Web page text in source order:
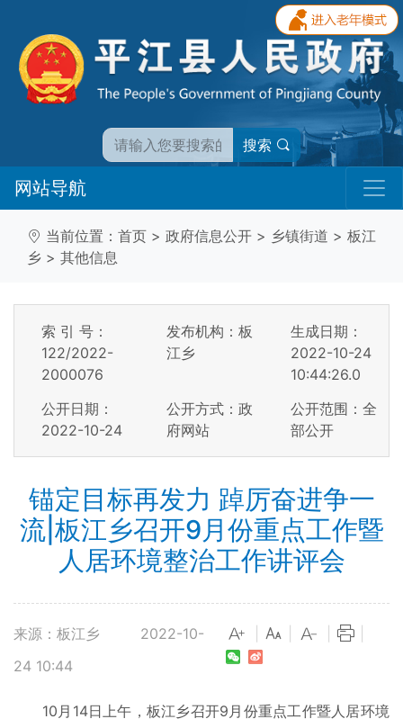
搜索
网站导航
当前位置： 首页 > 政府信息公开 > 乡镇街道 > 板江
乡 > 其他信息
索 引 号：
122/2022-
2000076
发布机构：板
江乡
生成日期：
2022-10-24
10:44:26.0
公开日期：
2022-10-24
公开方式：政
府网站
公开范围：全
部公开
锚定目标再发力 踔厉奋进争一
流|板江乡召开9月份重点工作暨
人居环境整治工作讲评会
来源：板江乡
2022-10-
24 10:44
10月14日上午，板江乡召开9月份重点工作暨人居环境